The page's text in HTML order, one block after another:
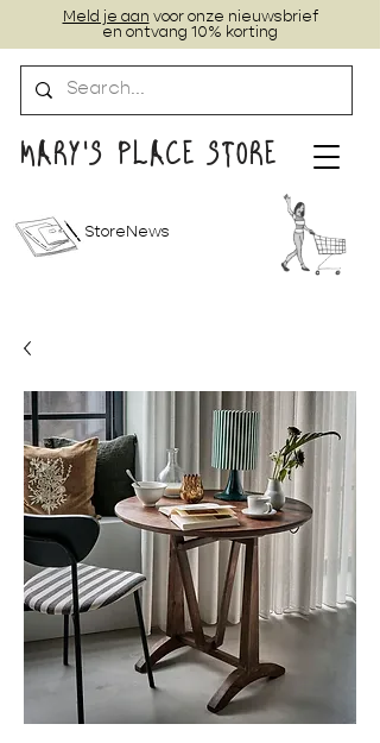
MARY'S PLACE STORE
StoreNews
Meld je aan voor onze nieuwsbrief
en ontvang 10% korting